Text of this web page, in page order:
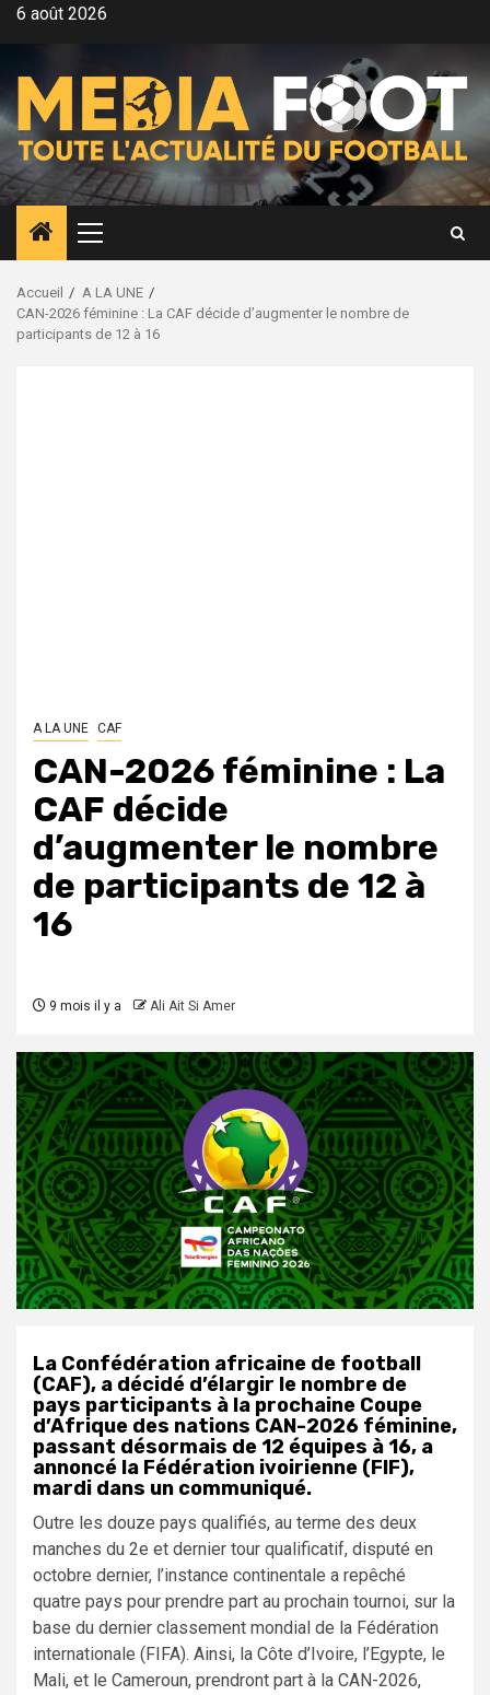
Aller6 août 2026
Menu
principal
Accueil
A LA UNE
CAN-2026 féminine : La CAF décide d’augmenter le nombre de
participants de 12 à 16
A LA UNE CAF
CAN-2026 féminine : La
CAF décide
d’augmenter le nombre
de participants de 12 à
16
9 mois il y a Ali Ait Si Amer
La Confédération africaine de football
(CAF), a décidé d’élargir le nombre de
pays participants à la prochaine Coupe
d’Afrique des nations CAN-2026 féminine,
passant désormais de 12 équipes à 16, a
annoncé la Fédération ivoirienne (FIF),
mardi dans un communiqué.
Outre les douze pays qualifiés, au terme des deux
manches du 2e et dernier tour qualificatif, disputé en
octobre dernier, l’instance continentale a repêché
quatre pays pour prendre part au prochain tournoi, sur la
base du dernier classement mondial de la Fédération
internationale (FIFA). Ainsi, la Côte d’Ivoire, l’Egypte, le
Mali, et le Cameroun, prendront part à la CAN-2026,